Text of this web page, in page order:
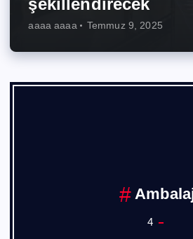
aaaa aaaa Temmuz 9, 2025
Ankara Sanayi
1